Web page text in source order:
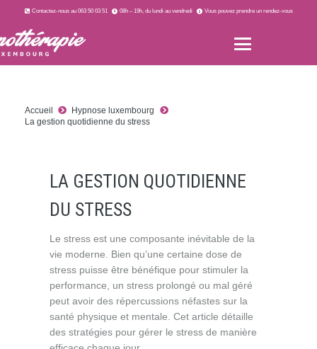
Contactez-nous au 063 50 03 51 08h – 19h, du lundi au vendredi Vous pouvez prendre un rendez-vous
Accueil
Hypnose luxembourg
La gestion quotidienne du stress
LA GESTION QUOTIDIENNE
DU STRESS
Le stress est une composante inévitable de la
vie moderne. Bien qu’une certaine dose de
stress puisse être bénéfique pour stimuler la
performance, un stress prolongé ou mal géré
peut avoir des répercussions néfastes sur la
santé physique et mentale. Cet article détaille
des stratégies pour gérer le stress de manière